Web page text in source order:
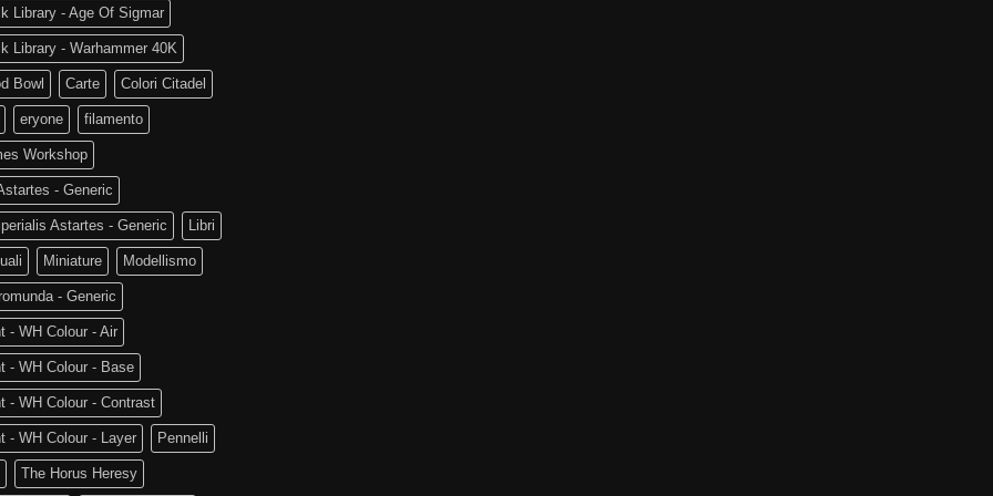
Library - Age Of Sigmar
Library - Warhammer 40K
Bowl Carte Colori Citadel
eryone filamento
Workshop
- Generic
Astartes - Generic Libri
Miniature Modellismo
- Generic
- WH Colour - Air
- WH Colour - Base
- WH Colour - Contrast
- WH Colour - Layer Pennelli
The Horus Heresy